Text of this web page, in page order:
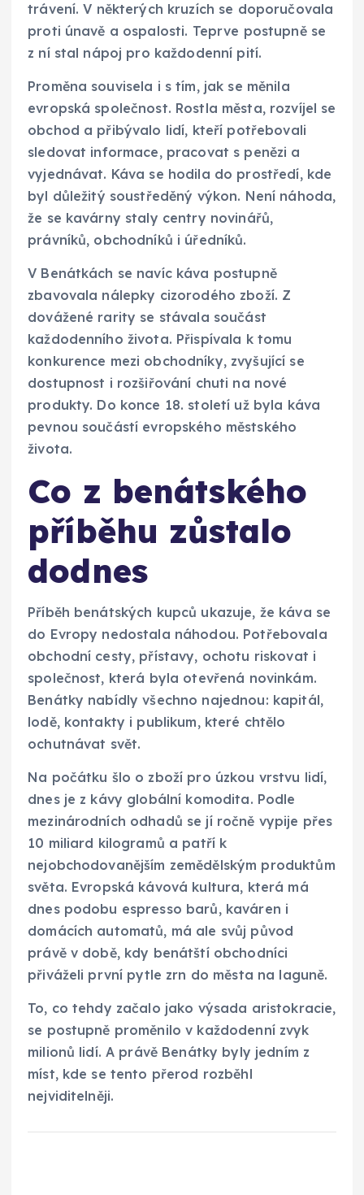
trávení. V některých kruzích se doporučovala
proti únavě a ospalosti. Teprve postupně se
z ní stal nápoj pro každodenní pití.
Proměna souvisela i s tím, jak se měnila
evropská společnost. Rostla města, rozvíjel se
obchod a přibývalo lidí, kteří potřebovali
sledovat informace, pracovat s penězi a
vyjednávat. Káva se hodila do prostředí, kde
byl důležitý soustředěný výkon. Není náhoda,
že se kavárny staly centry novinářů,
právníků, obchodníků i úředníků.
V Benátkách se navíc káva postupně
zbavovala nálepky cizorodého zboží. Z
dovážené rarity se stávala součást
každodenního života. Přispívala k tomu
konkurence mezi obchodníky, zvyšující se
dostupnost i rozšiřování chuti na nové
produkty. Do konce 18. století už byla káva
pevnou součástí evropského městského
života.
Co z benátského
příběhu zůstalo
dodnes
Příběh benátských kupců ukazuje, že káva se
do Evropy nedostala náhodou. Potřebovala
obchodní cesty, přístavy, ochotu riskovat i
společnost, která byla otevřená novinkám.
Benátky nabídly všechno najednou: kapitál,
lodě, kontakty i publikum, které chtělo
ochutnávat svět.
Na počátku šlo o zboží pro úzkou vrstvu lidí,
dnes je z kávy globální komodita. Podle
mezinárodních odhadů se jí ročně vypije přes
10 miliard kilogramů a patří k
nejobchodovanějším zemědělským produktům
světa. Evropská kávová kultura, která má
dnes podobu espresso barů, kaváren i
domácích automatů, má ale svůj původ
právě v době, kdy benátští obchodníci
přiváželi první pytle zrn do města na laguně.
To, co tehdy začalo jako výsada aristokracie,
se postupně proměnilo v každodenní zvyk
milionů lidí. A právě Benátky byly jedním z
míst, kde se tento přerod rozběhl
nejviditelněji.